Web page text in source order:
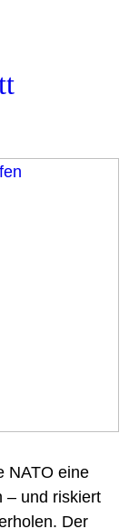
NATO eine
– und riskiert
Der